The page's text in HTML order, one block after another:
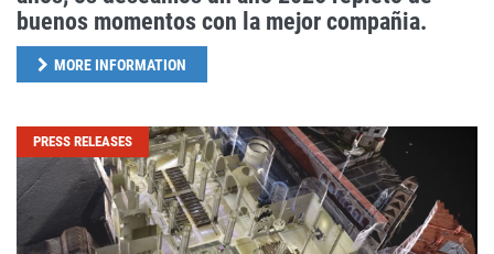
buenos momentos con la mejor compañia.
MORE INFORMATION
PRESS RELEASES